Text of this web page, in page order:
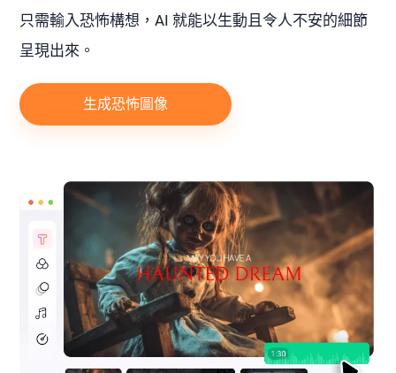
只需輸入恐怖構想，AI 就能以生動且令人不安的細節
呈現出來。
生成恐怖圖像